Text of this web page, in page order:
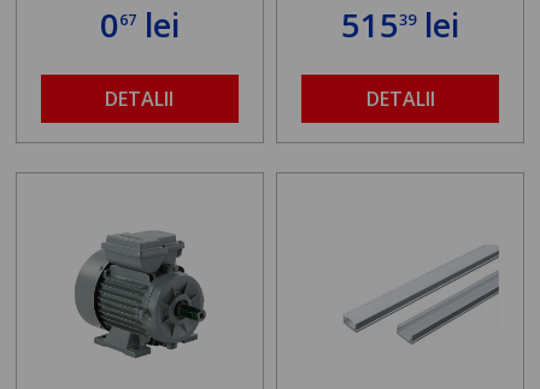
067lei
DETALII
51539lei
DETALII